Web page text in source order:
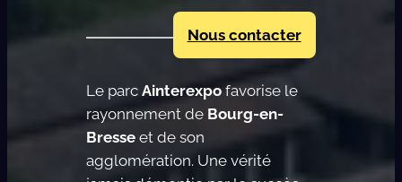
Nous contacter
Le parcAinterexpo favorise le
rayonnement de Bourg-en-
Bresse et de son
agglomération. Une vérité